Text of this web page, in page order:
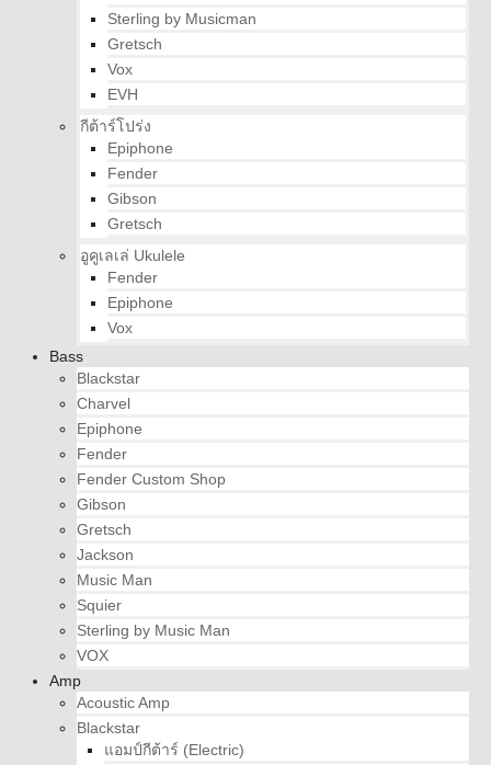
Sterling by Musicman
Gretsch
Vox
EVH
กีต้าร์โปร่ง
Epiphone
Fender
Gibson
Gretsch
อูคูเลเล่ Ukulele
Fender
Epiphone
Vox
Bass
Blackstar
Charvel
Epiphone
Fender
Fender Custom Shop
Gibson
Gretsch
Jackson
Music Man
Squier
Sterling by Music Man
VOX
Amp
Acoustic Amp
Blackstar
แอมป์กีต้าร์ (Electric)